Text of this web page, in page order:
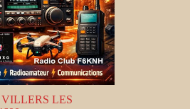
VILLERS LES